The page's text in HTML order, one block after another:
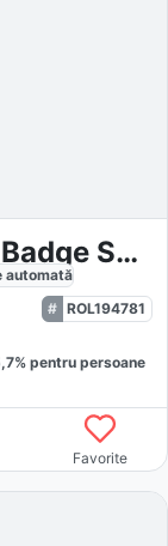
Rolls-Royce Ghost Black Badge Shooting Star
automată
ROL194781
% pentru persoane
Favorite